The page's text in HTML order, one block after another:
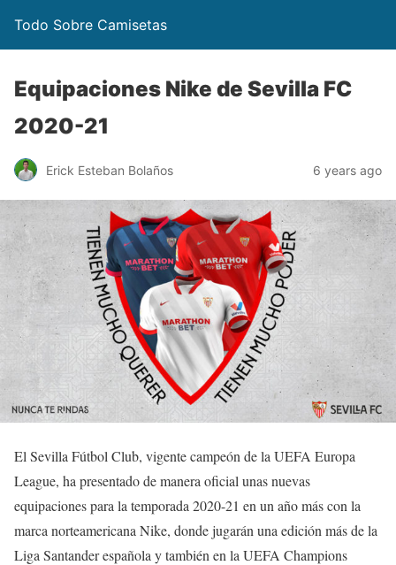
Todo Sobre Camisetas
Equipaciones Nike de Sevilla FC
2020-21
Erick Esteban Bolaños 6 years ago
El Sevilla Fútbol Club, vigente campeón de la UEFA Europa
League, ha presentado de manera oficial unas nuevas
equipaciones para la temporada 2020-21 en un año más con la
marca norteamericana Nike, donde jugarán una edición más de la
Liga Santander española y también en la UEFA Champions